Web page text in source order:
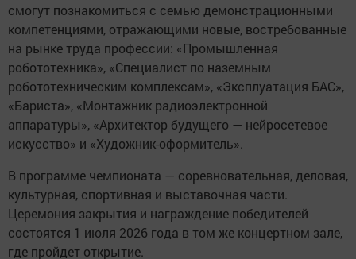
смогут познакомиться с семью демонстрационными
компетенциями, отражающими новые, востребованные
на рынке труда профессии: «Промышленная
робототехника», «Специалист по наземным
робототехническим комплексам», «Эксплуатация БАС»,
«Бариста», «Монтажник радиоэлектронной
аппаратуры», «Архитектор будущего — нейросетевое
искусство» и «Художник-оформитель».
В программе чемпионата — соревновательная, деловая,
культурная, спортивная и выставочная части.
Церемония закрытия и награждение победителей
состоятся 1 июля 2026 года в том же концертном зале,
где пройдет открытие.